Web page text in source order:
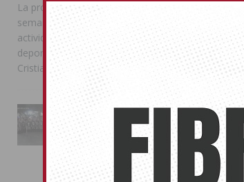
La programación reunió durante más de una
semana actos institucionales, conciertos,
actividades familiares, competiciones
deportivas y las celebraciones de Moros y
Cristianos
La Entrada Cristiana llena de
esplendor las calles de
Almoradí en una multitudinaria
jornada festera
02/08/2026